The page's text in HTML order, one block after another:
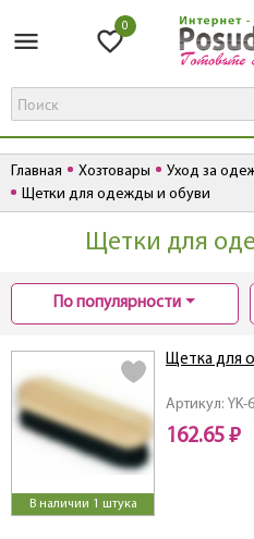
0
Главная Хозтовары
Уход за
Щетки для одежды и обуви
Щетки для
По популярности
В наличии 1 штука
Артикул: YK-
Щетка для
162.65 ₽